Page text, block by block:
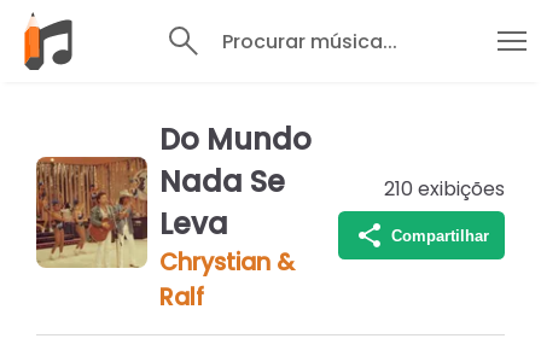
Procurar música...
Do Mundo
Nada Se
Leva
Chrystian &
Ralf
210 exibições
Compartilhar